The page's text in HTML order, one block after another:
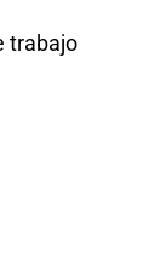
trabajo